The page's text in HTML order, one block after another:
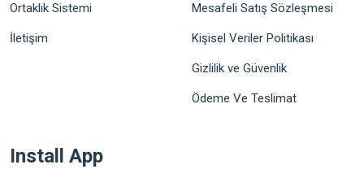
Ortaklık Sistemi
İletişim
Mesafeli Satış Sözleşmesi
Kişisel Veriler Politikası
Gizlilik ve Güvenlik
Ödeme Ve Teslimat
Install App